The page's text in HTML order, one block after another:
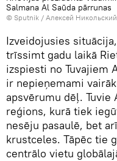
Salmana Al Saūda pārrunas
© Sputnik / Алексей Никольский
Izveidojusies
trīssimt gadu laikā
izspiesti no Tuvajiem
ir nepieņemami
apsvērumu dēļ.
reģions, kurā tiek
nesēju pasaulē, bet
krustceles. Tāpēc tie
centrālo vietu